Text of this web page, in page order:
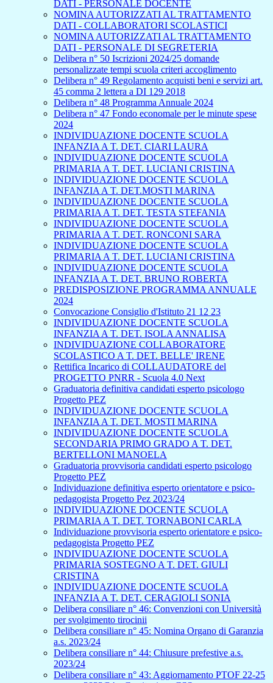
DATI - PERSONALE DOCENTE
NOMINA AUTORIZZATI AL TRATTAMENTO
DATI - COLLABORATORI SCOLASTICI
NOMINA AUTORIZZATI AL TRATTAMENTO
DATI - PERSONALE DI SEGRETERIA
Delibera n° 50 Iscrizioni 2024/25 domande
personalizzate tempi scuola criteri accoglimento
Delibera n° 49 Regolamento acquisti beni e servizi art.
45 comma 2 lettera a DI 129 2018
Delibera n° 48 Programma Annuale 2024
Delibera n° 47 Fondo economale per le minute spese
2024
INDIVIDUAZIONE DOCENTE SCUOLA
INFANZIA A T. DET. CIARI LAURA
INDIVIDUAZIONE DOCENTE SCUOLA
PRIMARIA A T. DET. LUCIANI CRISTINA
INDIVIDUAZIONE DOCENTE SCUOLA
INFANZIA A T. DET.MOSTI MARINA
INDIVIDUAZIONE DOCENTE SCUOLA
PRIMARIA A T. DET. TESTA STEFANIA
INDIVIDUAZIONE DOCENTE SCUOLA
PRIMARIA A T. DET. RONCONI SARA
INDIVIDUAZIONE DOCENTE SCUOLA
PRIMARIA A T. DET. LUCIANI CRISTINA
INDIVIDUAZIONE DOCENTE SCUOLA
INFANZIA A T. DET. BRUNO ROBERTA
PREDISPOSIZIONE PROGRAMMA ANNUALE
2024
Convocazione Consiglio d'Istituto 21 12 23
INDIVIDUAZIONE DOCENTE SCUOLA
INFANZIA A T. DET. ISOLA ANNALISA
INDIVIDUAZIONE COLLABORATORE
SCOLASTICO A T. DET. BELLE' IRENE
Rettifica Incarico di COLLAUDATORE del
PROGETTO PNRR - Scuola 4.0 Next
Graduatoria definitiva candidati esperto psicologo
Progetto PEZ
INDIVIDUAZIONE DOCENTE SCUOLA
INFANZIA A T. DET. MOSTI MARINA
INDIVIDUAZIONE DOCENTE SCUOLA
SECONDARIA PRIMO GRADO A T. DET.
BERTELLONI MANOELA
Graduatoria provvisoria candidati esperto psicologo
Progetto PEZ
Individuazione definitiva esperto orientatore e psico-
pedagogista Progetto Pez 2023/24
INDIVIDUAZIONE DOCENTE SCUOLA
PRIMARIA A T. DET. TORNABONI CARLA
Individuazione provvisoria esperto orientatore e psico-
pedagogista Progetto PEZ
INDIVIDUAZIONE DOCENTE SCUOLA
PRIMARIA SOSTEGNO A T. DET. GIULI
CRISTINA
INDIVIDUAZIONE DOCENTE SCUOLA
INFANZIA A T. DET. CERAGIOLI SONIA
Delibera consiliare n° 46: Convenzioni con Università
per svolgimento tirocinii
Delibera consiliare n° 45: Nomina Organo di Garanzia
a.s. 2023/24
Delibera consiliare n° 44: Chiusure prefestive a.s.
2023/24
Delibera consiliare n° 43: Aggiornamento PTOF 22-25